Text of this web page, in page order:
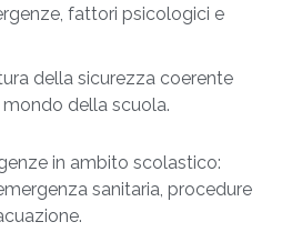
fattori psicologici e
della sicurezza coerente
della scuola.
in ambito scolastico:
sanitaria, procedure